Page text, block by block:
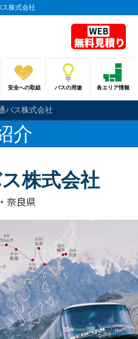
株式会社
安全への取組 バスの用途 各エリア情報
バス株式会社
介
株式会社
奈良県